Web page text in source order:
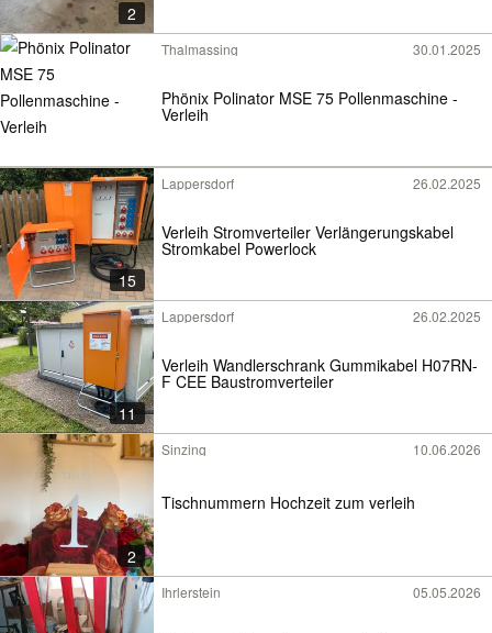
2
Thalmassing 30.01.2025
Phönix Polinator MSE 75 Pollenmaschine -
Verleih
15
Lappersdorf 26.02.2025
Verleih Stromverteiler Verlängerungskabel
Stromkabel Powerlock
11
Lappersdorf 26.02.2025
Verleih Wandlerschrank Gummikabel H07RN-
F CEE Baustromverteiler
2
Sinzing 10.06.2026
Tischnummern Hochzeit zum verleih
Ihrlerstein 05.05.2026